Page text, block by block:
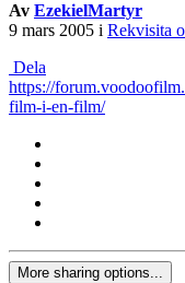
Av EzekielMartyr
9 mars 2005 i Rekvisita
Dela
https://
film-i-en-film/
More sharing options...